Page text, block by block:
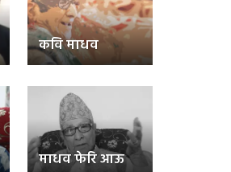
कवि माधव
माधव फेरि आऊ